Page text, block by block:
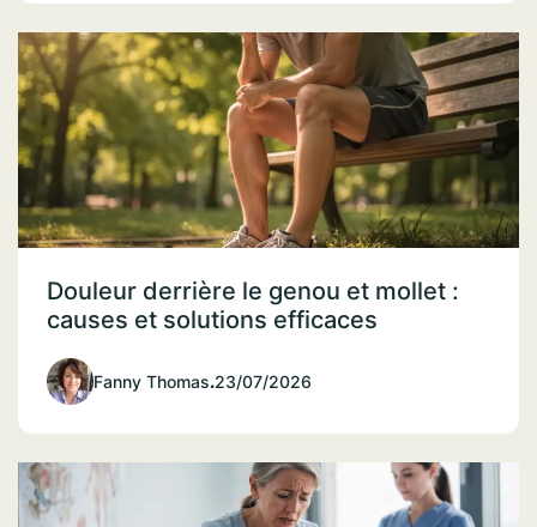
Douleur derrière le genou et mollet :
causes et solutions efficaces
Fanny Thomas.23/07/2026